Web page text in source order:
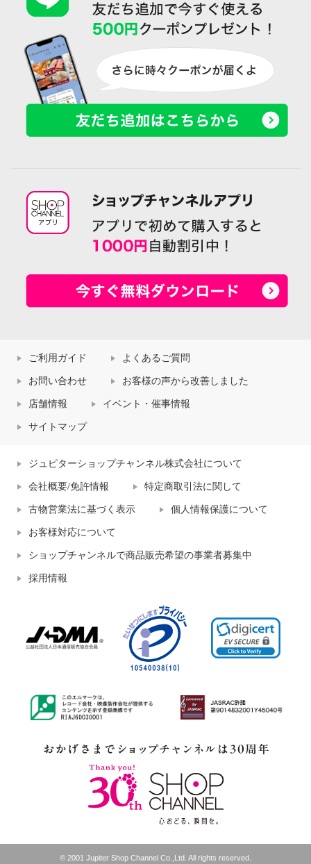
ご利用ガイド よくあるご質問
お問い合わせ お客様の声から改善しました
店舗情報 イベント・催事情報
サイトマップ
ジュピターショップチャンネル株式会社について
会社概要/免許情報 特定商取引法に関して
古物営業法に基づく表示 個人情報保護について
お客様対応について
ショップチャンネルで商品販売希望の事業者募集中
採用情報
© 2001 Jupiter Shop Channel Co.,Ltd. All rights reserved.